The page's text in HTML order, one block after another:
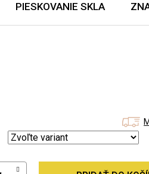
PIESKOVANIE SKLA